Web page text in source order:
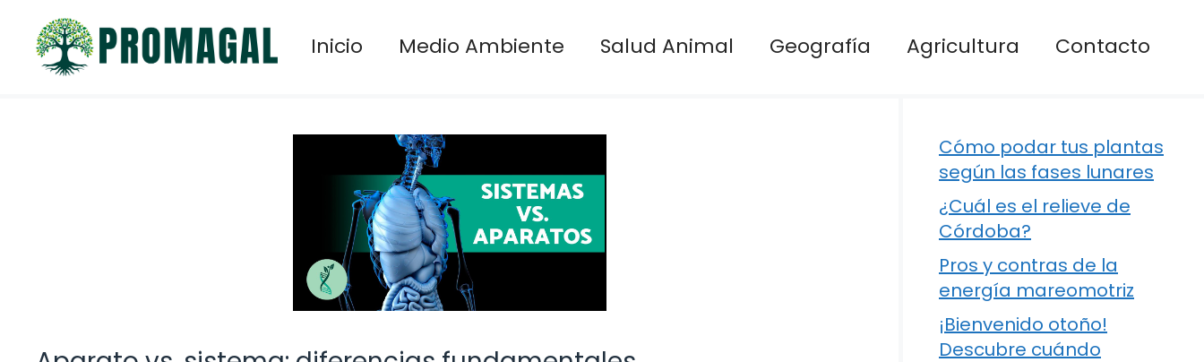
contenido
Inicio Medio Ambiente Salud Animal Geografía Agricultura Contacto
Cómo podar tus plantas
según las fases lunares
¿Cuál es el relieve de
Córdoba?
Pros y contras de la
energía mareomotriz
¡Bienvenido otoño!
Descubre cuándo